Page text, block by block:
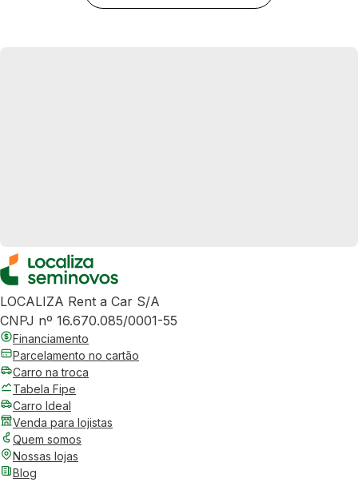
LOCALIZA Rent a Car S/A
CNPJ nº 16.670.085/0001-55
Financiamento
Parcelamento no cartão
Carro na troca
Tabela Fipe
Carro Ideal
Venda para lojistas
Quem somos
Nossas lojas
Blog